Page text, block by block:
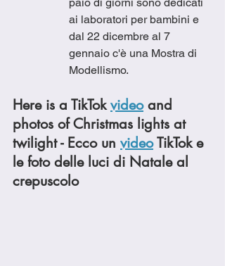
ai laboratori per bambini e
dal 22 dicembre al 7
gennaio c'è una Mostra di
Modellismo.
Here is a TikTok video and
photos of Christmas lights at
twilight - Ecco un video TikTok e
le foto delle luci di Natale al
crepuscolo